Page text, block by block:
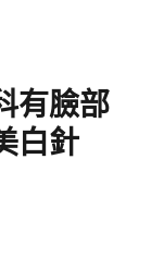
有臉部
白針